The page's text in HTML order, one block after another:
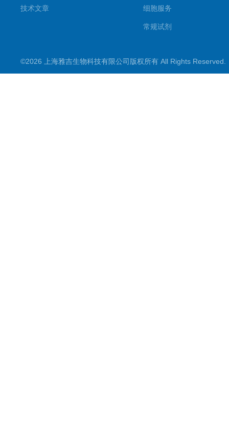
技术文章 细胞服务
常规试剂
PCR试剂盒
©2026 上海雅吉生物科技有限公司版权所有 All Rights